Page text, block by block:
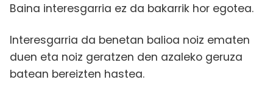
Baina interesgarria ez da bakarrik hor egotea.
Interesgarria da benetan balioa noiz ematen
duen eta noiz geratzen den azaleko geruza
batean bereizten hastea.